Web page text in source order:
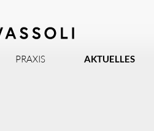
PRAXIS AKTUELLES